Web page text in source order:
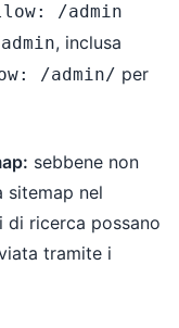
/admin
, inclusa
/admin/ per
sebbene non
sitemap nel
ricerca possano
tramite i